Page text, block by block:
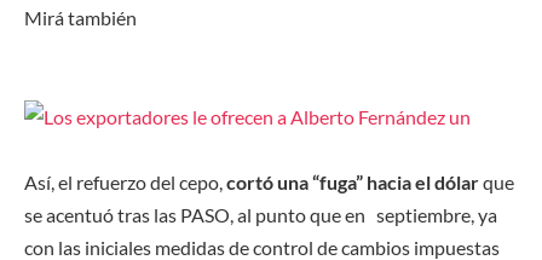
Mirá también
Así, el refuerzo del cepo, cortó una “fuga” hacia el dólarque
se acentuó tras las PASO, al punto que en septiembre, ya
con las iniciales medidas de control de cambios impuestas